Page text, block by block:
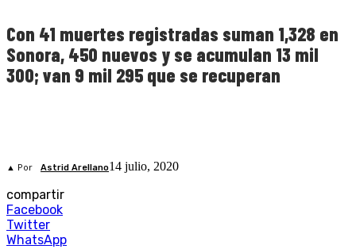
Con 41 muertes registradas suman 1,328 en
Sonora, 450 nuevos y se acumulan 13 mil
300; van 9 mil 295 que se recuperan
▲ Por Astrid Arellano14 julio, 2020
compartir
Facebook
Twitter
WhatsApp